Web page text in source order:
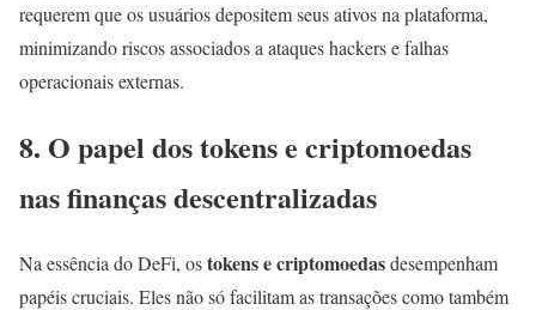
requerem que os usuários depositem seus ativos na plataforma,
minimizando riscos associados a ataques hackers e falhas
operacionais externas.
8. O papel dos tokens e criptomoedas
nas finanças descentralizadas
Na essência do DeFi, ostokens e criptomoedasdesempenham
papéis cruciais. Eles não só facilitam as transações como também